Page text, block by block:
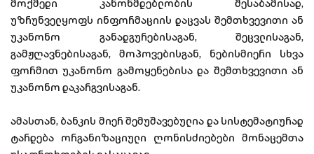
მოქმედი კანონმდებლობის შესაბამისად,
უზრუნველყოფს ინფორმაციის დაცვას შემთხვევითი ან
უკანონო განადგურებისაგან, შეცვლისაგან,
გამჟღავნებისაგან, მოპოვებისგან, ნებისმიერი სხვა
ფორმით უკანონო გამოყენებისა და შემთხვევითი ან
უკანონო დაკარგვისაგან.
ამასთან, ბანკის მიერ შემუშავებულია და სისტემატიურად
ტარდება ორგანიზაციული ღონისძიებები მონაცემთა